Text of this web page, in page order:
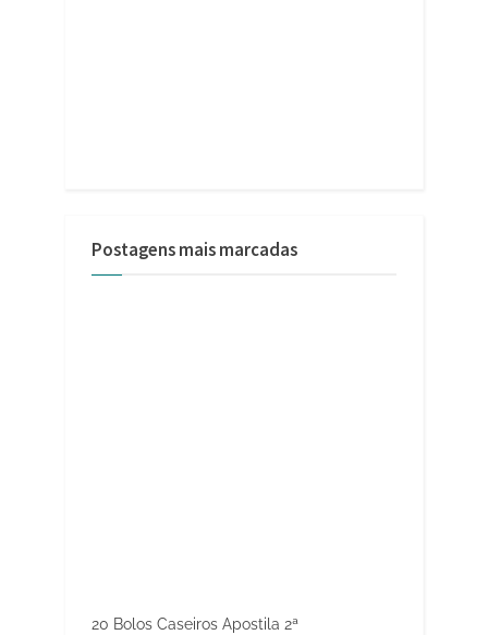
Postagens mais marcadas
20 Bolos Caseiros Apostila 2ª